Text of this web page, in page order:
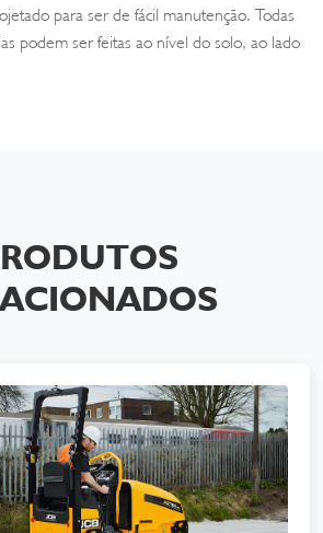
para ser de fácil manutenção. Todas
podem ser feitas ao nível do solo, ao lado